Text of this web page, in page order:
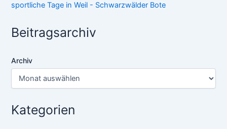
sportliche Tage in Weil - Schwarzwälder Bote
Beitragsarchiv
Archiv
Kategorien